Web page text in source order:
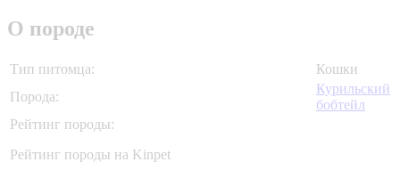
О породе
Тип питомца:
Кошки
Порода:
Курильский
бобтейл
Рейтинг породы:
Рейтинг породы на Kinpet